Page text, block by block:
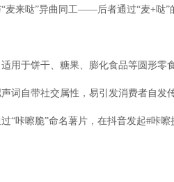
麦来哒”异曲同工——后者通过“麦+哒”
用于饼干、糖果、膨化食品等圆形零
词自带社交属性，易引发消费者自发传
“咔嚓脆”命名薯片，在抖音发起#咔嚓